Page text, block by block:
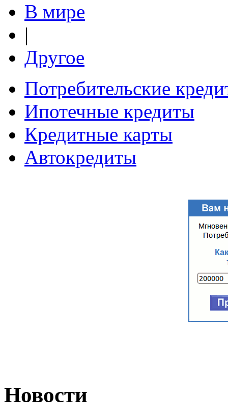
В мире
|
Другое
Потребительские
Ипотечные кредиты
Кредитные карты
Автокредиты
Новости